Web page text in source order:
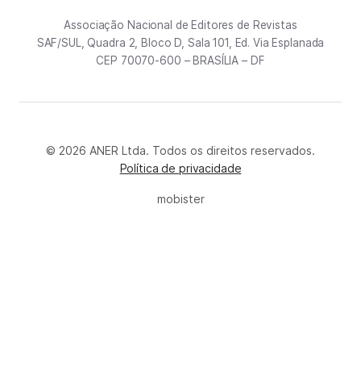
Associação Nacional de Editores de Revistas
SAF/SUL, Quadra 2, Bloco D, Sala 101, Ed. Via Esplanada
CEP 70070-600 – BRASÍLIA – DF
© 2026 ANER Ltda. Todos os direitos reservados.
Política de privacidade
mobister